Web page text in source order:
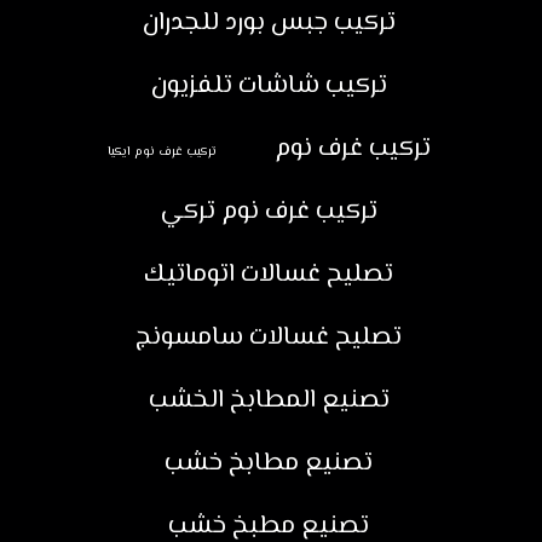
تركيب جبس بورد للجدران
تركيب شاشات تلفزيون
تركيب غرف نوم
تركيب غرف نوم ايكيا
تركيب غرف نوم تركي
تصليح غسالات اتوماتيك
تصليح غسالات سامسونج
تصنيع المطابخ الخشب
تصنيع مطابخ خشب
تصنيع مطبخ خشب